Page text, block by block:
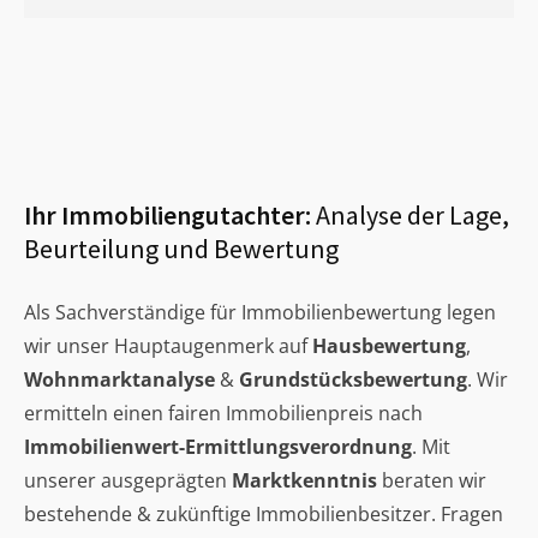
Ihr Immobiliengutachter:Analyse der Lage,
Beurteilung und Bewertung
Als Sachverständige für Immobilienbewertung legen
wir unser Hauptaugenmerk aufHausbewertung,
Wohnmarktanalyse & Grundstücksbewertung. Wir
ermitteln einen fairen Immobilienpreis nach
Immobilienwert-Ermittlungsverordnung. Mit
unserer ausgeprägten Marktkenntnis beraten wir
bestehende & zukünftige Immobilienbesitzer. Fragen